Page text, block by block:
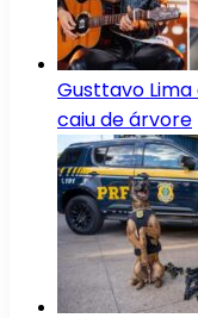
Gusttavo
caiu de árvore